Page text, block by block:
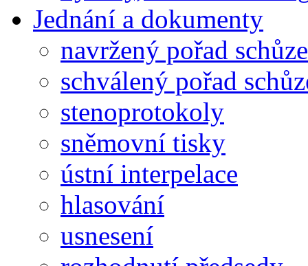
Jednání a dokumenty
navržený pořad schůze
schválený pořad
stenoprotokoly
sněmovní tisky
ústní interpelace
hlasování
usnesení